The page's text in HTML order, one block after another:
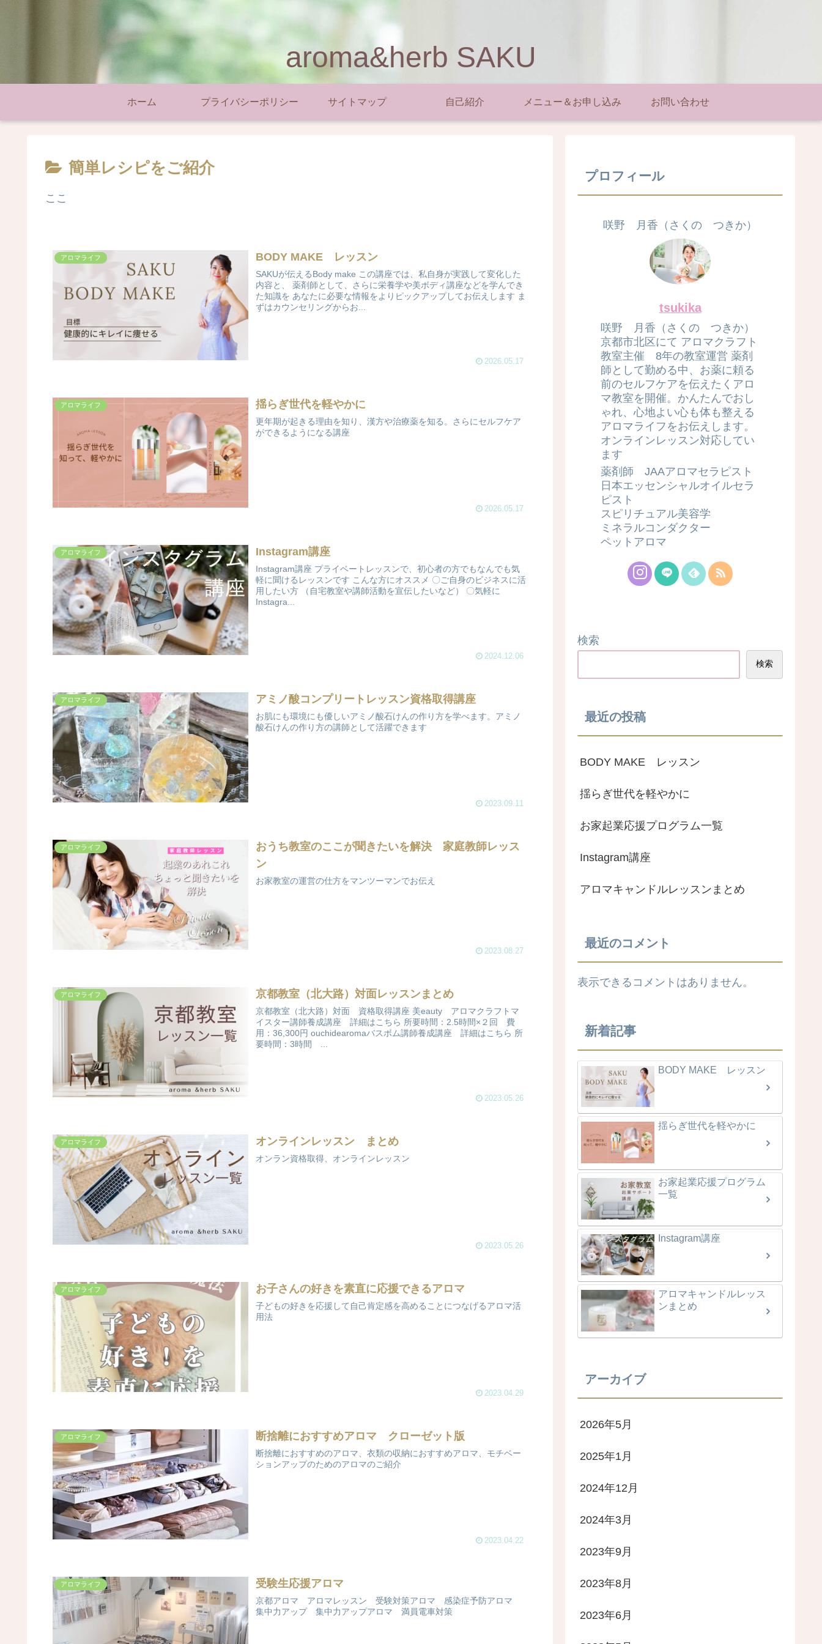
aroma&herb SAKU
ホーム プライバシーポリシー サイトマップ 自己紹介 メニュー＆お申し込み お問い合わせ
簡単レシピをご紹介
ここ
アロマライフ BODY MAKE レッスン
SAKUが伝えるBody make この講座では、私自身が実践して変化した
内容と、 薬剤師として、さらに栄養学や美ボディ講座などを学んでき
た知識を あなたに必要な情報をよりピックアップしてお伝えします ま
ずはカウンセリングからお...
2026.05.17
アロマライフ 揺らぎ世代を軽やかに
更年期が起きる理由を知り、漢方や治療薬を知る。さらにセルフケア
ができるようになる講座
2026.05.17
アロマライフ Instagram講座
Instagram講座 プライベートレッスンで、初心者の方でもなんでも気
軽に聞けるレッスンです こんな方にオススメ 〇ご自身のビジネスに活
用したい方 （自宅教室や講師活動を宣伝したいなど） 〇気軽に
Instagra...
2024.12.06
アロマライフ アミノ酸コンプリートレッスン資格取得講座
お肌にも環境にも優しいアミノ酸石けんの作り方を学べます。アミノ
酸石けんの作り方の講師として活躍できます
2023.09.11
アロマライフ
おうち教室のここが聞きたいを解決 家庭教師レッス
ン
お家教室の運営の仕方をマンツーマンでお伝え
2023.08.27
アロマライフ 京都教室（北大路）対面レッスンまとめ
京都教室（北大路）対面 資格取得講座 美eauty アロマクラフトマ
イスター講師養成講座 詳細はこちら 所要時間：2.5時間×２回 費
用：36,300円 ouchidearomaバスボム講師養成講座 詳細はこちら 所
要時間：3時間 ...
2023.05.26
アロマライフ オンラインレッスン まとめ
オンラン資格取得、オンラインレッスン
2023.05.26
アロマライフ お子さんの好きを素直に応援できるアロマ
子どもの好きを応援して自己肯定感を高めることにつなげるアロマ活
用法
2023.04.29
アロマライフ 断捨離におすすめアロマ クローゼット版
断捨離におすすめのアロマ、衣類の収納におすすめアロマ、モチベー
ションアップのためのアロマのご紹介
2023.04.22
アロマライフ 受験生応援アロマ
京都アロマ アロマレッスン 受験対策アロマ 感染症予防アロマ
集中力アップ 集中力アップアロマ 満員電車対策
プロフィール
咲野 月香（さくの つきか）
tsukika
咲野 月香（さくの つきか）
京都市北区にて アロマクラフト
教室主催 8年の教室運営 薬剤
師として勤める中、お薬に頼る
前のセルフケアを伝えたくアロ
マ教室を開催。かんたんでおし
ゃれ、心地よい心も体も整える
アロマライフをお伝えします。
オンラインレッスン対応してい
ます
薬剤師 JAAアロマセラピスト
日本エッセンシャルオイルセラ
ピスト
スピリチュアル美容学
ミネラルコンダクター
ペットアロマ
検索
検索
最近の投稿
BODY MAKE レッスン
揺らぎ世代を軽やかに
お家起業応援プログラム一覧
Instagram講座
アロマキャンドルレッスンまとめ
最近のコメント
表示できるコメントはありません。
新着記事
BODY MAKE レッスン
揺らぎ世代を軽やかに
お家起業応援プログラム
一覧
Instagram講座
アロマキャンドルレッス
ンまとめ
アーカイブ
2026年5月
2025年1月
2024年12月
2024年3月
2023年9月
2023年8月
2023年6月